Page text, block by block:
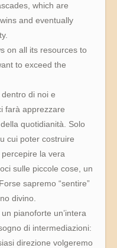
which are
and eventually
on all its resources to
to exceed the
di noi e
farà apprezzare
quotidianità. Solo
cui poter costruire
percepire la vera
sulle piccole cose, un
sapremo “sentire”
divino.
pianoforte un’intera
di intermediazioni:
direzione volgeremo